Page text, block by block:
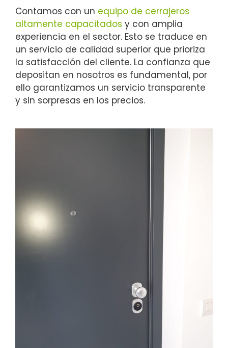
Contamos con un equipo de cerrajeros
altamente capacitados y con amplia
experiencia en el sector. Esto se traduce en
un servicio de calidad superior que prioriza
la satisfacción del cliente. La confianza que
depositan en nosotros es fundamental, por
ello garantizamos un servicio transparente
y sin sorpresas en los precios.